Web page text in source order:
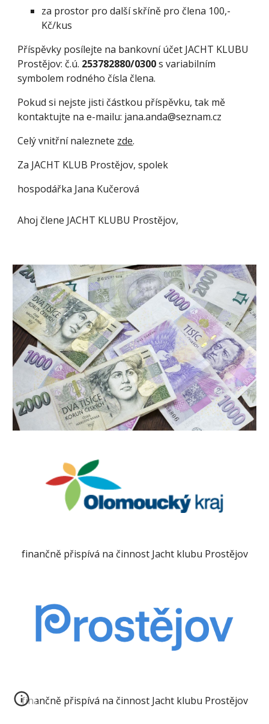
za prostor pro další skříně pro člena 100,-
Kč/kus
Příspěvky posílejte na bankovní účet JACHT KLUBU
Prostějov: č.ú. 253782880/0300 s variabilním
symbolem rodného čísla člena.
Pokud si nejste jisti částkou příspěvku, tak mě
kontaktujte na e-mailu: jana.anda@seznam.cz
Celý vnitřní naleznete zde.
Za JACHT KLUB Prostějov, spolek
hospodářka Jana Kučerová
Ahoj člene JACHT KLUBU Prostějov,
finančně přispívá na činnost Jacht klubu Prostějov
finančně přispívá na činnost Jacht klubu Prostějov